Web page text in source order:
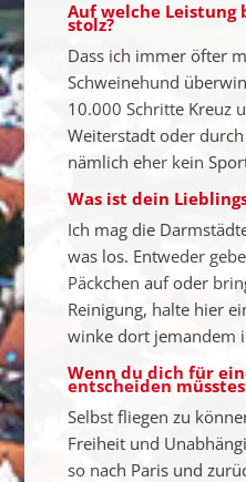
Auf welche Leistung
stolz?
Dass ich immer öfter
Schweinehund
10.000 Schritte Kreuz
Weiterstadt oder
nämlich eher kein
Was ist dein
Ich mag die
was los. Entweder
Päckchen auf oder
Reinigung, halte hier
winke dort jemandem
Wenn du dich für
entscheiden
Selbst fliegen zu
Freiheit und
so nach Paris und